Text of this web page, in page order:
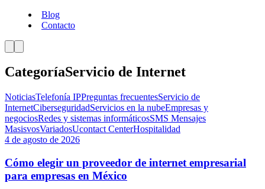
Blog
Contacto
CategoríaServicio de Internet
NoticiasTelefonía IPPreguntas frecuentesServicio de
InternetCiberseguridadServicios en la nubeEmpresas y
negociosRedes y sistemas informáticosSMS Mensajes
MasisvosVariadosUcontact CenterHospitalidad
4 de agosto de 2026
Cómo elegir un proveedor de internet empresarial
para empresas en México